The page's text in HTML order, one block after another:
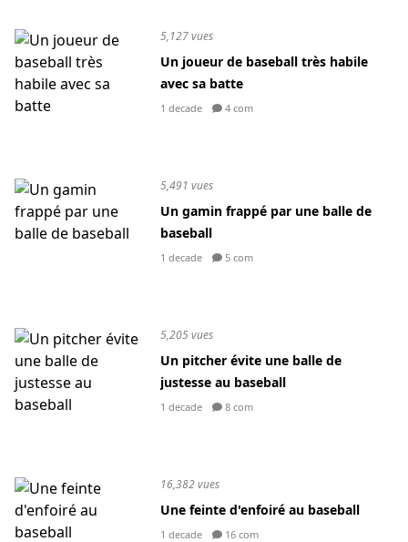
5,127 vues
Un joueur de baseball très habile
avec sa batte
1 decade 4 com
5,491 vues
Un gamin frappé par une balle de
baseball
1 decade 5 com
5,205 vues
Un pitcher évite une balle de
justesse au baseball
1 decade 8 com
16,382 vues
Une feinte d'enfoiré au baseball
1 decade 16 com